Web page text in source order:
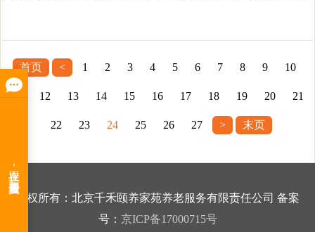
首页 < 1 2 3 4 5 6 7 8 9 10
11 12 13 14 15 16 17 18 19 20 21
22 23 24 25 26 27 > 末页
版权所有：北京千禾颐养家苑养老服务有限责任公司 备案
号： 京ICP备17000715号